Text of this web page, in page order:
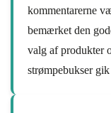
kommentarerne
bemærket den
valg af produkter
strømpebukser